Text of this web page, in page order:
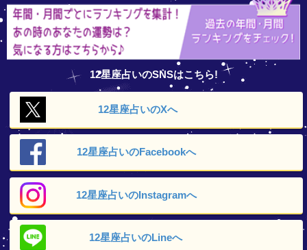
12星座占いのSNSはこちら!
12星座占いのXへ
12星座占いのFacebookへ
12星座占いのInstagramへ
12星座占いのLineへ